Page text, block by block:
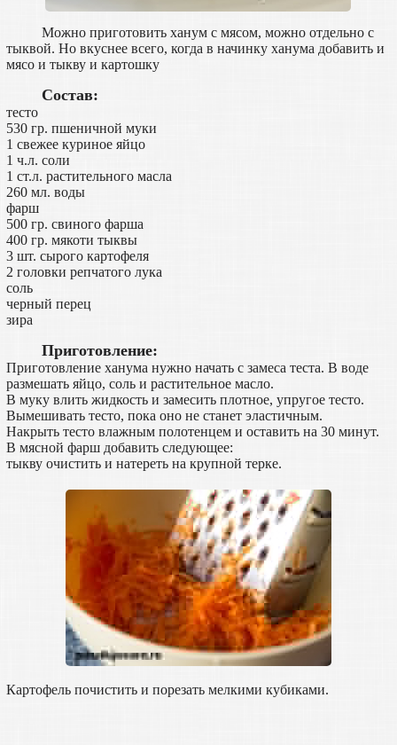
Можно приготовить ханум с мясом, можно отдельно с
тыквой. Но вкуснее всего, когда в начинку ханума добавить и
мясо и тыкву и картошку
Состав:
тесто
530 гр. пшеничной муки
1 свежее куриное яйцо
1 ч.л. соли
1 ст.л. растительного масла
260 мл. воды
фарш
500 гр. свиного фарша
400 гр. мякоти тыквы
3 шт. сырого картофеля
2 головки репчатого лука
соль
черный перец
зира
Приготовление:
Приготовление ханума нужно начать с замеса теста. В воде
размешать яйцо, соль и растительное масло.
В муку влить жидкость и замесить плотное, упругое тесто.
Вымешивать тесто, пока оно не станет эластичным.
Накрыть тесто влажным полотенцем и оставить на 30 минут.
В мясной фарш добавить следующее:
тыкву очистить и натереть на крупной терке.
Картофель почистить и порезать мелкими кубиками.